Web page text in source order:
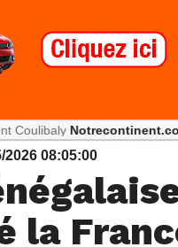
Notrecontinent.com :
2026 08:05:00
la